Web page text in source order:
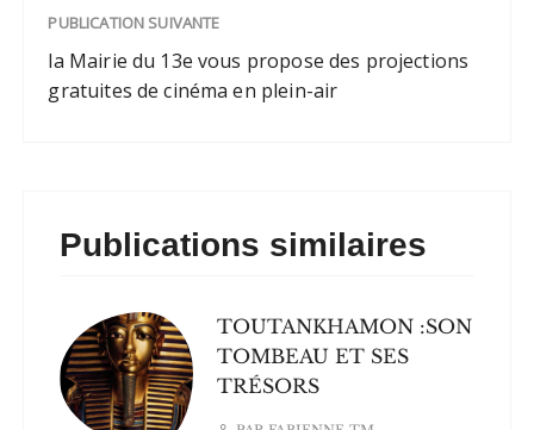
PUBLICATION SUIVANTE
la Mairie du 13e vous propose des projections
gratuites de cinéma en plein-air
Publications similaires
TOUTANKHAMON :SON
TOMBEAU ET SES
TRÉSORS